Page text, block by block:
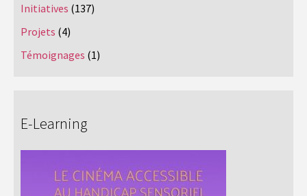
Initiatives (137)
Projets (4)
Témoignages (1)
E-Learning